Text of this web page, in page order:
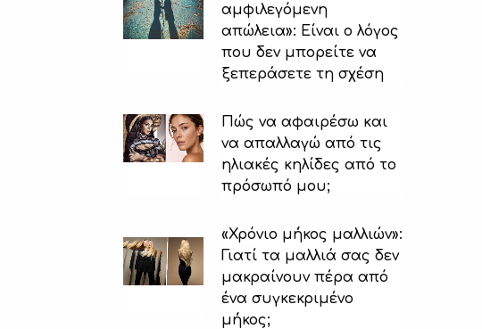
αμφιλεγόμενη
απώλεια»: Είναι ο λόγος
που δεν μπορείτε να
ξεπεράσετε τη σχέση
Πώς να αφαιρέσω και
να απαλλαγώ από τις
ηλιακές κηλίδες από το
πρόσωπό μου;
«Χρόνιο μήκος μαλλιών»:
Γιατί τα μαλλιά σας δεν
μακραίνουν πέρα ​​από
ένα συγκεκριμένο
μήκος;